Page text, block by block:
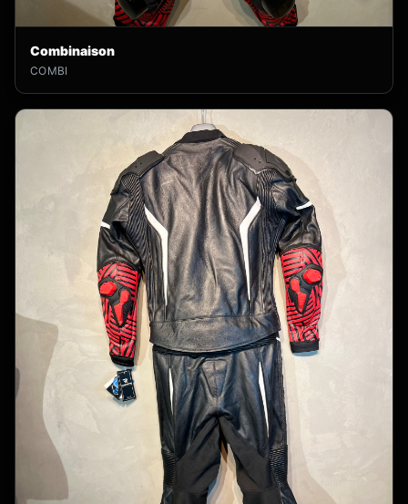
Combinaison
COMBI